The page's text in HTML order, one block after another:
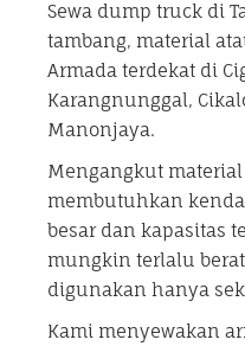
Sewa dump truck di
tambang, material
Armada terdekat di
Karangnunggal,
Manonjaya.
Mengangkut
membutuhkan
besar dan kapasitas
mungkin terlalu
digunakan hanya
Kami menyewakan